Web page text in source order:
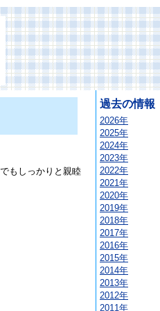
もしっかりと親睦
過去の情報
2026年
2025年
2024年
2023年
2022年
2021年
2020年
2019年
2018年
2017年
2016年
2015年
2014年
2013年
2012年
2011年